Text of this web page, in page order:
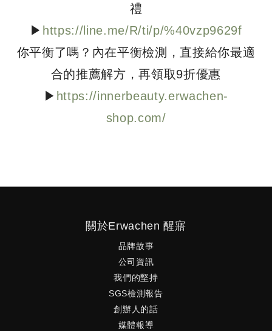
禮
▶ https://line.me/R/ti/p/%40vzp9629f
你平衡了嗎？內在平衡檢測，直接給你最適
合的推薦解方，再領取9折優惠
▶ https://innerbeauty.erwachen-
shop.com/
關於Erwachen 醒寤
品牌故事
公司資訊
我們的堅持
SGS檢測報告
創辦人的話
媒體報導